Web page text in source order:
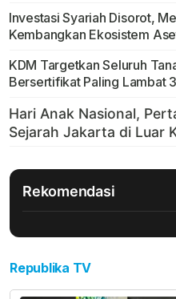
Investasi Syariah Disorot,
Kembangkan Ekosistem
KDM Targetkan Seluruh
Bersertifikat Paling Lambat
Rekomendasi
Republika TV